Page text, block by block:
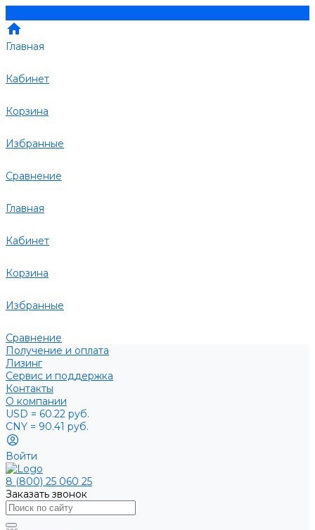
Главная
Кабинет
Корзина
Избранные
Сравнение
Главная
Кабинет
Корзина
Избранные
Сравнение
Получение и оплата
Лизинг
Сервис и поддержка
Контакты
О компании
USD = 60.22 руб.
CNY = 90.41 руб.
Войти
8 (800) 25 060 25
Заказать звонок